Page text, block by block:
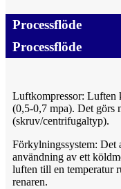
Processflöde
Processflöde
Luftkompressor: Luften
(0,5-0,7 mpa). Det görs
(skruv/centrifugaltyp).
Förkylningssystem: Det
användning av ett
luften till en temperatur
renaren.